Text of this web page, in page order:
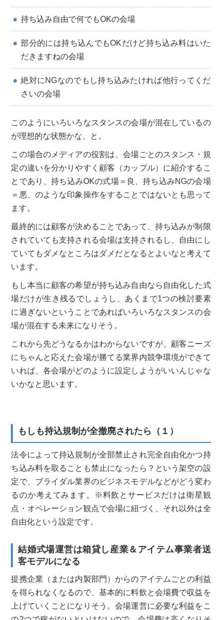
持ち込み自由で何でもOKの会場
部分的には持ち込んでもOKだけど持ち込み料はいた
だきますねの会場
絶対にNGなのでもし持ち込みたければ他行ってくだ
さいの会場
このようにいろいろなスタンスの会場が混在しているの
が理想的な状態かな、と。
この場合のメディアの役割は、会場ごとのスタンス・規
定の違いを分かりやすく顧客（カップル）に紹介するこ
とであり、持ち込みOKの式場＝良、持ち込みNGの会場
＝悪、のような印象操作をすることではないとも思って
ます。
最終的には顧客が決めることであって、持ち込みが制限
されていても支持される会場は支持されるし、自由にし
ていてもダメなところはダメだとなるとよいなと考えて
います。
もし本当に顧客の希望が持ち込み自由なら自由化した式
場だけが生き残るでしょうし、あくまで1つの検討要素
に過ぎないということであればいろいろなスタンスの会
場が混在する未来になりそう。
これから先どうなるかはわからないですが、顧客ニーズ
にちゃんと応えた会場が勝てる業界内競争環境ができて
いれば、各会場がどのように設定しようがいいんじゃな
いかなと思います。
もしも持込規制が全撤廃されたら（１）
法令によって持込規制が全部禁止され完全自由化かつ持
ち込み料を取ることも禁止になったら？という架空の設
定で、ブライダル業界のビジネスモデルなどがどう変わ
るのか考えてみます。※料飲とサービスだけは衛星観
点・オペレーション観点で会場に紐づく、それ以外は全
自由化という設定です。
結婚式場運営は箱貸し産業＆アイテム事業者送
客モデルになる
提携企業（または内製部門）からのアイテムごとの利益
を得られなくなるので、基本的に料飲と会場費で収益を
上げていくことになりそう。会場運営に必要な利益をこ